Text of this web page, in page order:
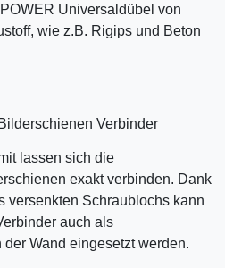
Universaldübel von
wie z.B. Rigips und Beton
Bilderschienen Verbinder
lassen sich die
exakt verbinden. Dank
versenkten Schraublochs kann
auch als
Wand eingesetzt werden.